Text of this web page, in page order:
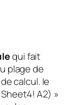
qui fait
plage de
calcul. le
A2) »